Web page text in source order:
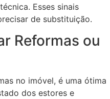
Esses sinais
de substituição.
Reformas ou
no imóvel, é uma ótima
dos estores e